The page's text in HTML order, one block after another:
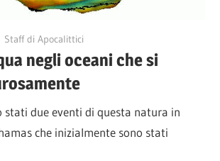
Staff di Apocalittici
negli oceani che si
stati due eventi di questa natura in
che inizialmente sono stati